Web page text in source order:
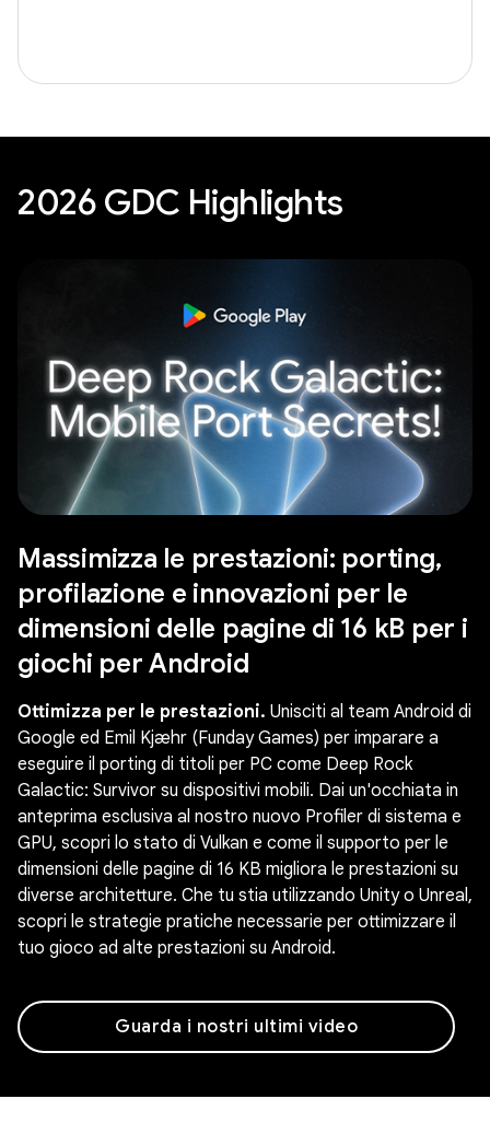
2026 GDC Highlights
Massimizza le prestazioni: porting,
profilazione e innovazioni per le
dimensioni delle pagine di 16 kB per i
giochi per Android
Ottimizza per le prestazioni. Unisciti al team Android di
Google ed Emil Kjæhr (Funday Games) per imparare a
eseguire il porting di titoli per PC come Deep Rock
Galactic: Survivor su dispositivi mobili. Dai un'occhiata in
anteprima esclusiva al nostro nuovo Profiler di sistema e
GPU, scopri lo stato di Vulkan e come il supporto per le
dimensioni delle pagine di 16 KB migliora le prestazioni su
diverse architetture. Che tu stia utilizzando Unity o Unreal,
scopri le strategie pratiche necessarie per ottimizzare il
tuo gioco ad alte prestazioni su Android.
Guarda i nostri ultimi video